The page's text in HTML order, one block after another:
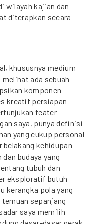
wilayah kajian dan
diterapkan secara
khususnya medium
ada sebuah
komponen-
kreatif persiapan
teater
saya, punya definisi
yang cukup personal
kehidupan
budaya yang
tubuh dan
eksploratif butuh
kerangka pola yang
sepanjang
saya memilih